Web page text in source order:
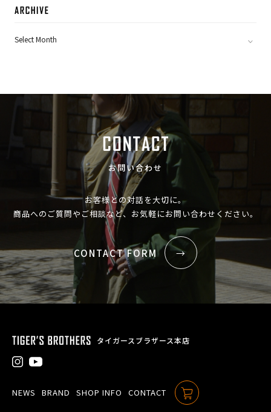
お問い合わせ
お客様との対話を大切に。
商品へのご質問やご相談など、お気軽にお問い合わせください。
CONTACT FORM
タイガースブラザース本店
NEWS BRAND SHOP INFO CONTACT ONLINE SHOP